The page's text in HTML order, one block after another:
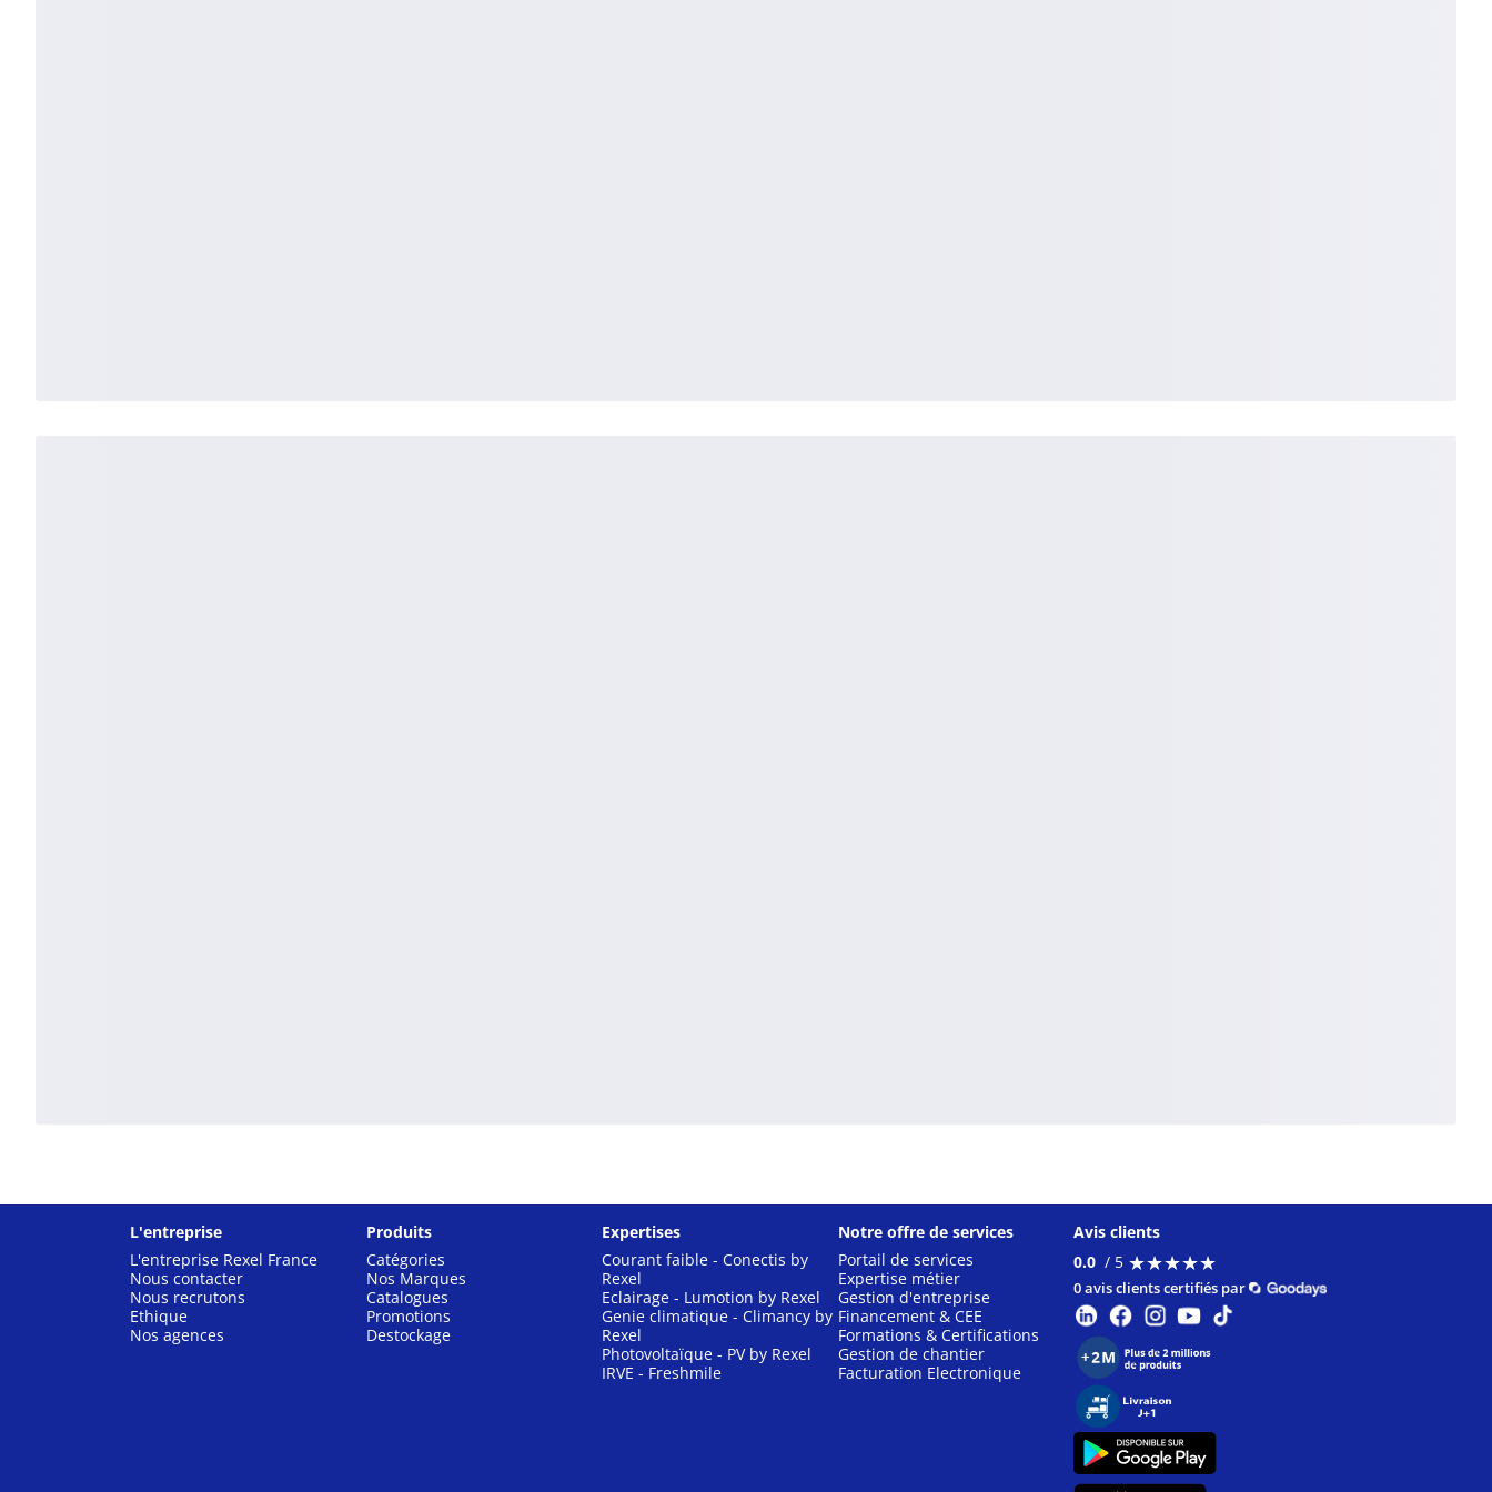
L'entreprise
L'entreprise Rexel France
Nous contacter
Nous recrutons
Ethique
Nos agences
Produits
Catégories
Nos Marques
Catalogues
Promotions
Destockage
Expertises
Courant faible - Conectis by
Rexel
Eclairage - Lumotion by Rexel
Genie climatique - Climancy by
Rexel
Photovoltaïque - PV by Rexel
IRVE - Freshmile
Notre offre de services
Portail de services
Expertise métier
Gestion d'entreprise
Financement & CEE
Formations & Certifications
Gestion de chantier
Facturation Electronique
Avis clients
0.0 / 5 ★★★★★
★★★★★
0 avis clients certifiés par